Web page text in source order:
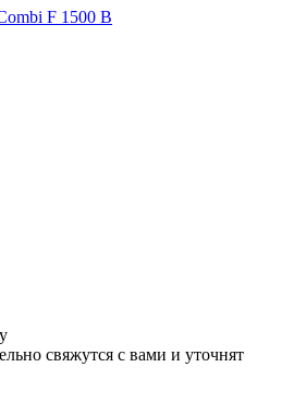
свяжутся с вами и уточнят